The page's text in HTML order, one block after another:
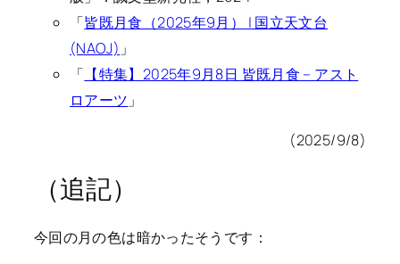
「皆既月食（2025年9月） | 国立天文台
(NAOJ) 」
「 【特集】2025年9月8日 皆既月食 – アスト
ロアーツ 」
(2025/9/8)
（追記）
今回の月の色は暗かったそうです：